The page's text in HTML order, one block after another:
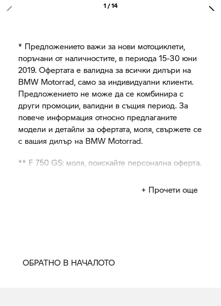
1 / 14
* Предложението важи за нови мотоциклети,
поръчани от наличностите, в периода 15-30 юни
2019. Офертата е валидна за всички дилъри на
BMW Motorrad, само за индивидуални клиенти.
Предложението не може да се комбинира с
други промоции, валидни в същия период. За
повече информация относно предлаганите
модели и детайли за офертата, моля, свържете се
с вашия дилър на BMW Motorrad.
** F 750 GS: моля, поискайте персонална оферта.
моля, поискайте персонална оферта.
+ Прочети още
ОБРАТНО В НАЧАЛОТО